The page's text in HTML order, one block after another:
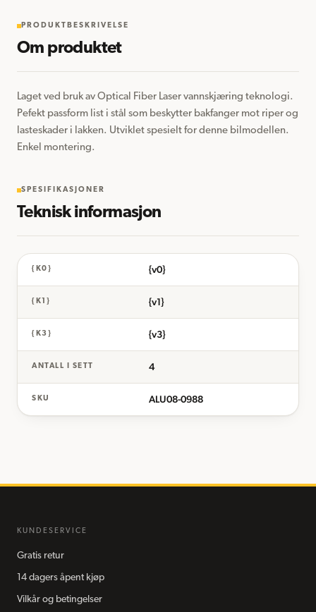
PRODUKTBESKRIVELSE
Om produktet
Laget ved bruk av Optical Fiber Laser vannskjæring teknologi.
Pefekt passform list i stål som beskytter bakfanger mot riper og
lasteskader i lakken. Utviklet spesielt for denne bilmodellen.
Enkel montering.
SPESIFIKASJONER
Teknisk informasjon
{K0} {v0}
{K1} {v1}
{K3} {v3}
ANTALL I SETT 4
SKU ALU08-0988
KUNDESERVICE
Gratis retur
14 dagers åpent kjøp
Vilkår og betingelser